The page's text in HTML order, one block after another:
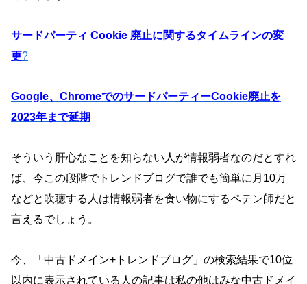
サードパーティ Cookie 廃止に関するタイムラインの変
更?
Google、ChromeでのサードパーティーCookie廃止を
2023年まで延期
そういう肝心なことを知らない人が情報弱者なのだとすれ
ば、今この段階でトレンドブログで誰でも簡単に月10万
などと吹聴する人は情報弱者を食い物にするペテン師だと
言えるでしょう。
今、「中古ドメイン+トレンドブログ」の検索結果で10位
以内に表示されている人の記事は私の他はみな中古ドメイ